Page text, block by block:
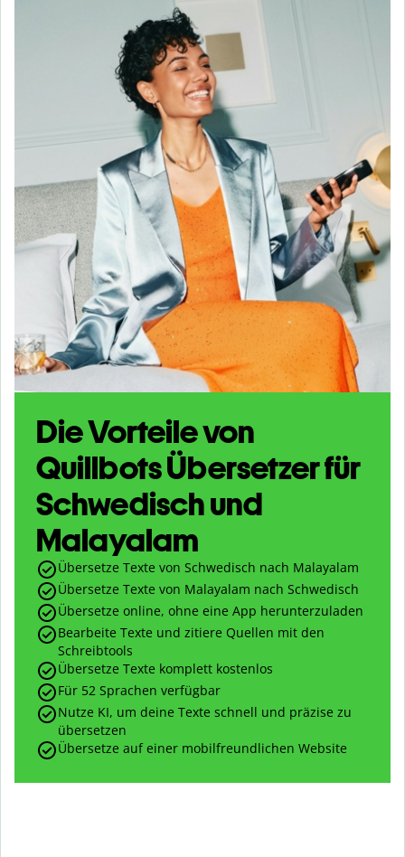
Die Vorteile von
Quillbots Übersetzer für
Schwedisch und
Malayalam
Übersetze Texte von Schwedisch nach Malayalam
Übersetze Texte von Malayalam nach Schwedisch
Übersetze online, ohne eine App herunterzuladen
Bearbeite Texte und zitiere Quellen mit den
Schreibtools
Übersetze Texte komplett kostenlos
Für 52 Sprachen verfügbar
Nutze KI, um deine Texte schnell und präzise zu
übersetzen
Übersetze auf einer mobilfreundlichen Website